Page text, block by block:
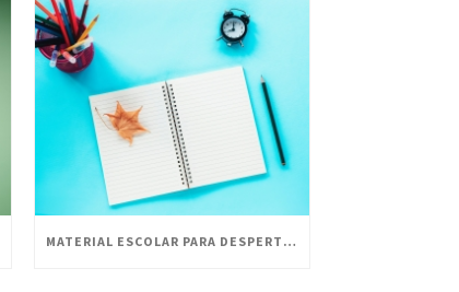
MATERIAL ESCOLAR PARA DESPERTAR LA CREATIVIDAD EN PEQUEÑOS ARTISTAS